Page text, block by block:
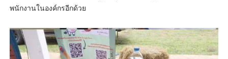
พนักงานในองค์กรอีกด้วย